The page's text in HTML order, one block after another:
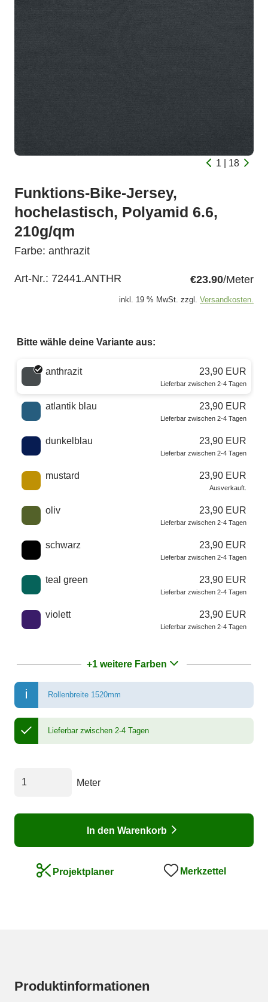
1 | 18
Funktions-Bike-Jersey,
hochelastisch, Polyamid 6.6,
210g/qm
Farbe: anthrazit
Art-Nr.: 72441.ANTHR €23.90/Meter
inkl. 19 % MwSt. zzgl. Versandkosten.
Bitte wähle deine Variante aus:
Wähle eine Farbe
anthrazit 23,90 EUR
Lieferbar zwischen 2-4 Tagen
atlantik blau 23,90 EUR
Lieferbar zwischen 2-4 Tagen
dunkelblau 23,90 EUR
Lieferbar zwischen 2-4 Tagen
mustard 23,90 EUR
Ausverkauft.
oliv 23,90 EUR
Lieferbar zwischen 2-4 Tagen
schwarz 23,90 EUR
Lieferbar zwischen 2-4 Tagen
teal green 23,90 EUR
Lieferbar zwischen 2-4 Tagen
violett 23,90 EUR
Lieferbar zwischen 2-4 Tagen
+1 weitere Farben
Rollenbreite 1520mm
Lieferbar zwischen 2-4 Tagen
Meter
In den Warenkorb
Projektplaner Merkzettel
Produktinformationen